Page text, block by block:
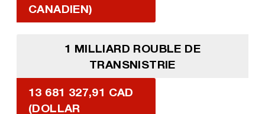
CANADIEN)
1 MILLIARD ROUBLE DE
TRANSNISTRIE
13 681 327,91 CAD
(DOLLAR